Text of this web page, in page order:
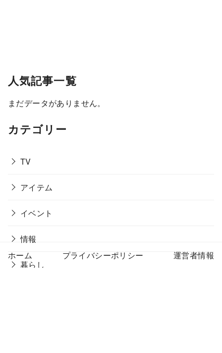
人気記事一覧
まだデータがありません。
カテゴリー
TV
アイテム
イベント
情報
暮らし
ホーム プライバシーポリシー 運営者情報